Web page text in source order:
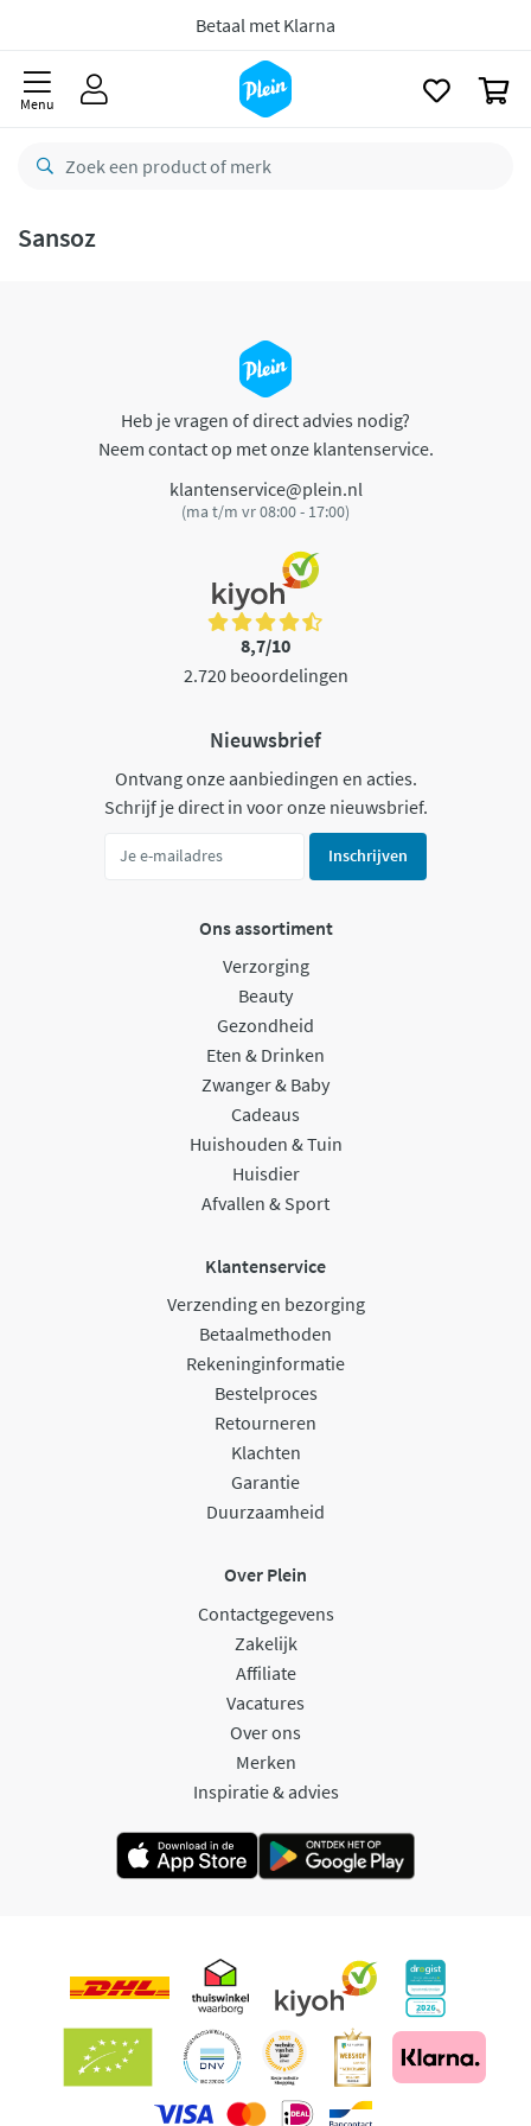
Betaal met Klarna
Menu
Sansoz
Heb je vragen of direct advies nodig?
Neem contact op met onze klantenservice.
klantenservice@plein.nl
(ma t/m vr 08:00 - 17:00)
8,7/10
2.720 beoordelingen
Nieuwsbrief
Ontvang onze aanbiedingen en acties.
Schrijf je direct in voor onze nieuwsbrief.
Inschrijven
Ons assortiment
Verzorging
Beauty
Gezondheid
Eten & Drinken
Zwanger & Baby
Cadeaus
Huishouden & Tuin
Huisdier
Afvallen & Sport
Klantenservice
Verzending en bezorging
Betaalmethoden
Rekeninginformatie
Bestelproces
Retourneren
Klachten
Garantie
Duurzaamheid
Over Plein
Contactgegevens
Zakelijk
Affiliate
Vacatures
Over ons
Merken
Inspiratie & advies